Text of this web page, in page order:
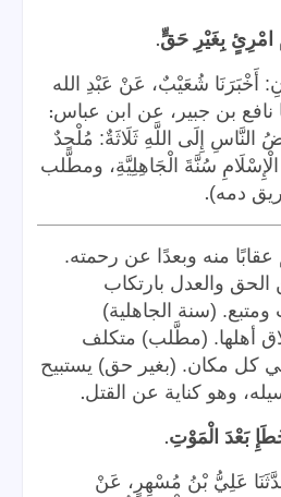
بِغَيْرِ حَقٍّ.
أَخْبَرَنَا شُعَيْبٌ، عَنْ عَبْدِ الله
نافع بن جبير، عن ابن عباس:
النَّاسِ إِلَى اللَّهِ ثَلَاثَةٌ: مُلْحِدٌ
سُنَّةَ الْجَاهِلِيَّةِ، ومطَّلب
دمه).
منه وبعدًا عن رحمته.
والعدل بارتكاب
(سنة الجاهلية)
أهلها. (مطَّلب) متكلف
كل مكان. (بغير حق) يستبيح
وهو كناية عن القتل.
بَعْدَ الْمَوْتِ.
عَلِيُّ بْنُ مُسْهِرٍ، عَنْ